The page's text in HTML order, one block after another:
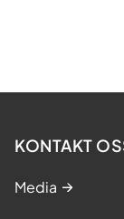
KONTAKT
Media